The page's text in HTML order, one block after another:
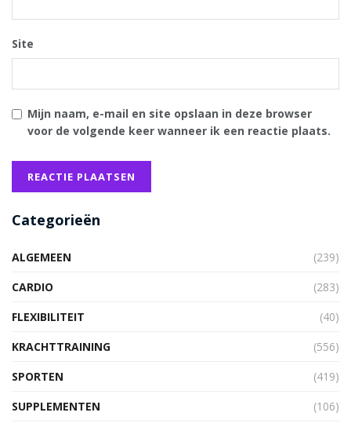
Site
Mijn naam, e-mail en site opslaan in deze browser
voor de volgende keer wanneer ik een reactie plaats.
Categorieën
ALGEMEEN
(239)
CARDIO
(283)
FLEXIBILITEIT
(40)
KRACHTTRAINING
(556)
SPORTEN
(419)
SUPPLEMENTEN
(106)